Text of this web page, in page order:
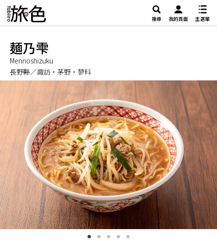
搜尋 我的頁面 主選單
麺乃雫
Mennoshizuku
長野縣／諏訪・茅野・蓼科